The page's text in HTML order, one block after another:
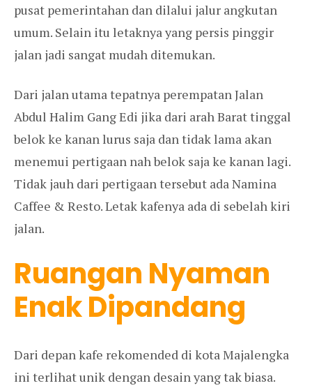
pusat pemerintahan dan dilalui jalur angkutan
umum. Selain itu letaknya yang persis pinggir
jalan jadi sangat mudah ditemukan.
Dari jalan utama tepatnya perempatan Jalan
Abdul Halim Gang Edi jika dari arah Barat tinggal
belok ke kanan lurus saja dan tidak lama akan
menemui pertigaan nah belok saja ke kanan lagi.
Tidak jauh dari pertigaan tersebut ada Namina
Caffee & Resto. Letak kafenya ada di sebelah kiri
jalan.
Ruangan Nyaman
Enak Dipandang
Dari depan kafe rekomended di kota Majalengka
ini terlihat unik dengan desain yang tak biasa.